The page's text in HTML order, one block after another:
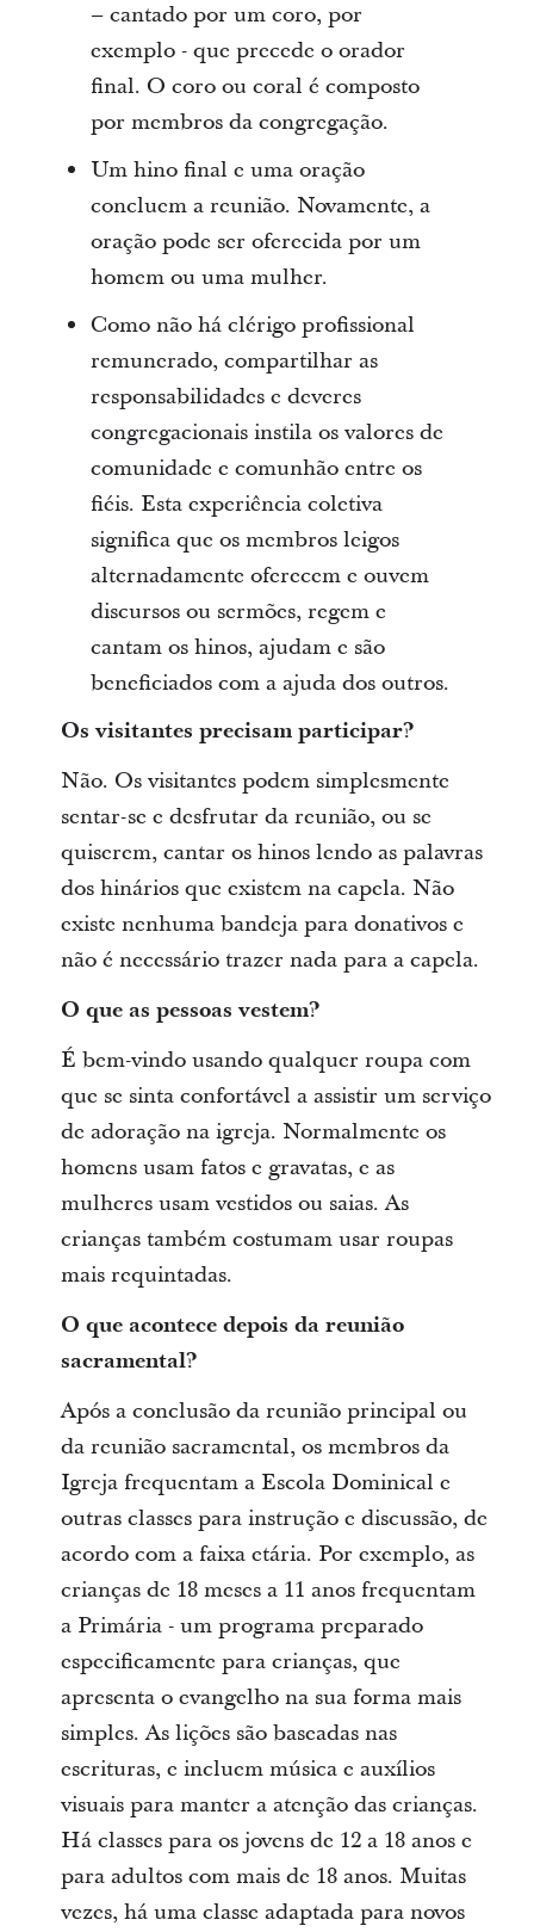
– cantado por um coro, por
exemplo - que precede o orador
final. O coro ou coral é composto
por membros da congregação.
Um hino final e uma oração
concluem a reunião. Novamente, a
oração pode ser oferecida por um
homem ou uma mulher.
Como não há clérigo profissional
remunerado, compartilhar as
responsabilidades e deveres
congregacionais instila os valores de
comunidade e comunhão entre os
fiéis. Esta experiência coletiva
significa que os membros leigos
alternadamente oferecem e ouvem
discursos ou sermões, regem e
cantam os hinos, ajudam e são
beneficiados com a ajuda dos outros.
Os visitantes precisam participar?
Não. Os visitantes podem simplesmente
sentar-se e desfrutar da reunião, ou se
quiserem, cantar os hinos lendo as palavras
dos hinários que existem na capela. Não
existe nenhuma bandeja para donativos e
não é necessário trazer nada para a capela.
O que as pessoas vestem?
É bem-vindo usando qualquer roupa com
que se sinta confortável a assistir um serviço
de adoração na igreja. Normalmente os
homens usam fatos e gravatas, e as
mulheres usam vestidos ou saias. As
crianças também costumam usar roupas
mais requintadas.
O que acontece depois da reunião
sacramental?
Após a conclusão da reunião principal ou
da reunião sacramental, os membros da
Igreja frequentam a Escola Dominical e
outras classes para instrução e discussão, de
acordo com a faixa etária. Por exemplo, as
crianças de 18 meses a 11 anos frequentam
a Primária - um programa preparado
especificamente para crianças, que
apresenta o evangelho na sua forma mais
simples. As lições são baseadas nas
escrituras, e incluem música e auxílios
visuais para manter a atenção das crianças.
Há classes para os jovens de 12 a 18 anos e
para adultos com mais de 18 anos. Muitas
vezes, há uma classe adaptada para novos